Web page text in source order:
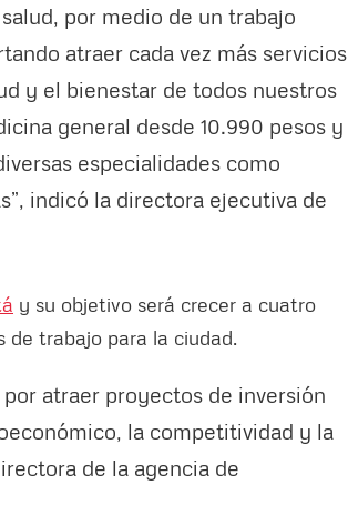
por medio de un trabajo
atraer cada vez más servicios
y el bienestar de todos nuestros
general desde 10.990 pesos y
especialidades como
indicó la directora ejecutiva de
y su objetivo será crecer a cuatro
de trabajo para la ciudad.
atraer proyectos de inversión
la competitividad y la
de la agencia de